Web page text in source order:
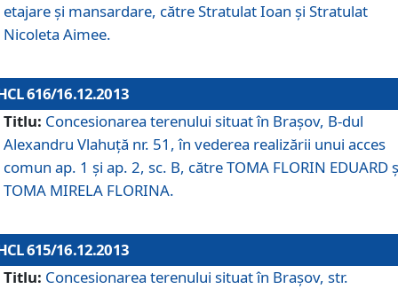
etajare şi mansardare, către Stratulat Ioan şi Stratulat
Nicoleta Aimee.
616/16.12.2013
Titlu: Concesionarea terenului situat în Braşov, B-dul
Alexandru Vlahuţă nr. 51, în vederea realizării unui acces
comun ap. 1 şi ap. 2, sc. B, către TOMA FLORIN EDUARD
TOMA MIRELA FLORINA.
615/16.12.2013
Titlu: Concesionarea terenului situat în Braşov, str.